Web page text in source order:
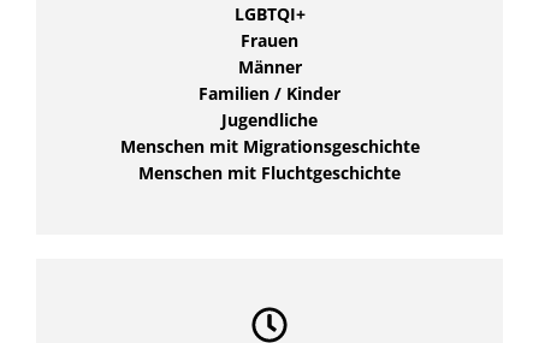
LGBTQI+
Frauen
Männer
Familien / Kinder
Jugendliche
Menschen mit Migrationsgeschichte
Menschen mit Fluchtgeschichte